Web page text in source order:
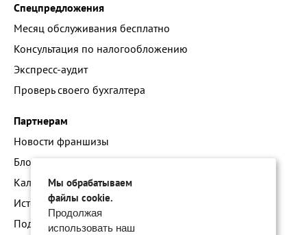
Спецпредложения
Месяц обслуживания бесплатно
Консультация по налогообложению
Экспресс-аудит
Проверь своего бухгалтера
Партнерам
Новости франшизы
Блог про наши технологии
Календарь мероприятий
Истории успеха
Подать заявку на франшизу
Мы обрабатываем
файлы cookie.
Продолжая
использовать наш